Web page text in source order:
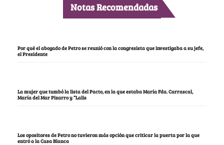
Notas Recomendadas
Por qué el abogado de Petro se reunió con la congresista que investigaba a su jefe,
el Presidente
La mujer que tumbó la lista del Pacto, en la que estaba María Fda. Carrascal,
María del Mar Pizarro y “Lalis
Los opositores de Petro no tuvieron más opción que criticar la puerta por la que
entró a la Casa Blanca